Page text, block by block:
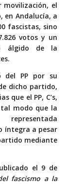
movilización, el
en Andalucía, a
fascistas, sino
votos y un
álgido de la
del PP por su
dicho partido,
que el PP, C’s,
modo que la
íntegra a pesar
mediante
el 9 de
fascismo a la